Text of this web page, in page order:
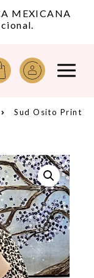
MEXICANA
Sud Osito Print